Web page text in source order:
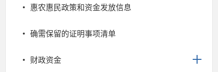
惠农惠民政策和资金发放信息
确需保留的证明事项清单
财政资金